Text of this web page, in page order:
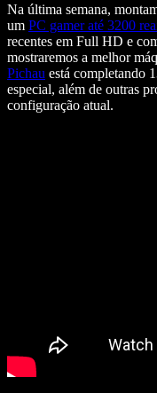
Na última semana,
um PC gamer até 3200
recentes em Full HD e
mostraremos a melhor
Pichau está completando
especial, além de outras
configuração atual.